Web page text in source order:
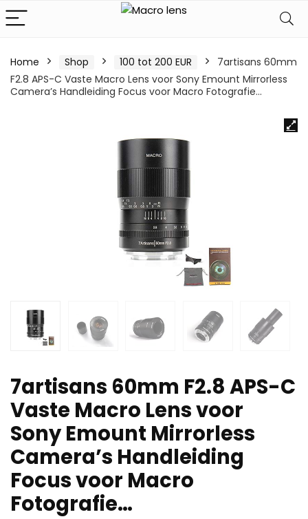
Home Shop 100 tot 200 EUR
7artisans 60mm
F2.8 APS-C Vaste Macro Lens voor Sony Emount Mirrorless
Camera’s Handleiding Focus voor Macro Fotografie…
7artisans 60mm F2.8 APS-C
Vaste Macro Lens voor
Sony Emount Mirrorless
Camera’s Handleiding
Focus voor Macro
Fotografie…